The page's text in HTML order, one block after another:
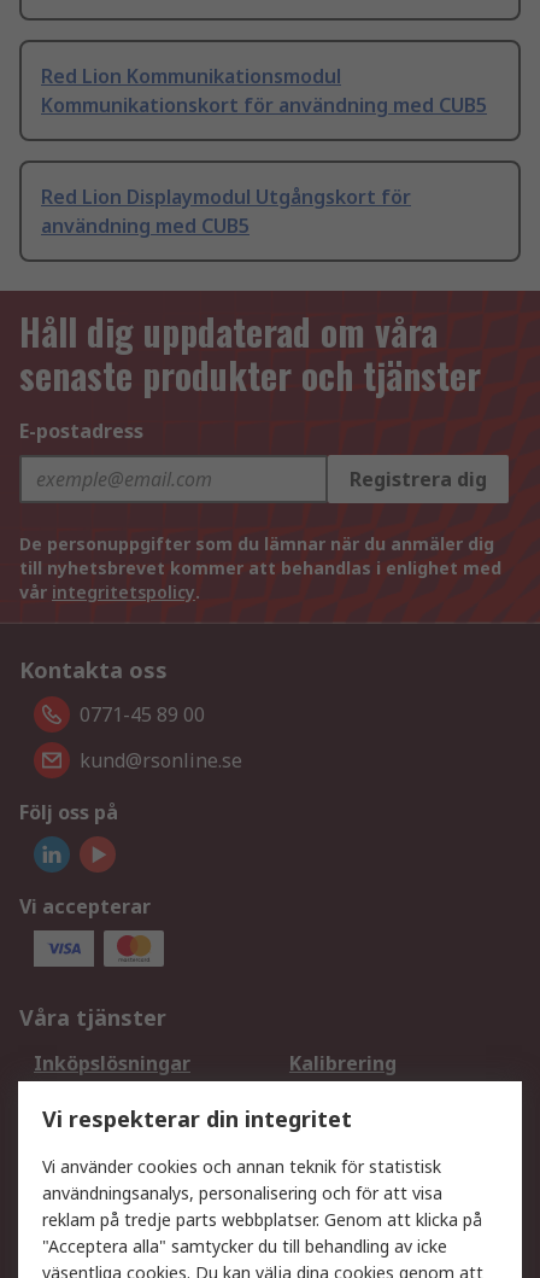
Red Lion Kommunikationsmodul
Kommunikationskort för användning med CUB5
Red Lion Displaymodul Utgångskort för
användning med CUB5
Håll dig uppdaterad om våra
senaste produkter och tjänster
E-postadress
Registrera dig
De personuppgifter som du lämnar när du anmäler dig
till nyhetsbrevet kommer att behandlas i enlighet med
vår integritetspolicy.
Kontakta oss
0771-45 89 00
kund@rsonline.se
Följ oss på
Vi accepterar
Våra tjänster
Inköpslösningar
Kalibrering
DesignSpark
Teknisk Support
Ditt lokala säljteam
Exportlösningar
Support
Få hjälp Retur av varor
Vi respekterar din integritet
Vi använder cookies och annan teknik för statistisk
användningsanalys, personalisering och för att visa
reklam på tredje parts webbplatser. Genom att klicka på
"Acceptera alla" samtycker du till behandling av icke
väsentliga cookies. Du kan välja dina cookies genom att